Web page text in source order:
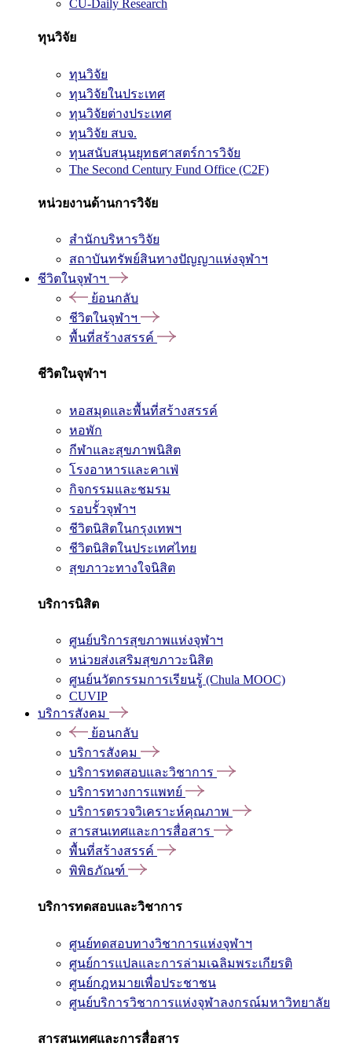
CU-Daily Research
ทุนวิจัย
ทุนวิจัย
ทุนวิจัยในประเทศ
ทุนวิจัยต่างประเทศ
ทุนวิจัย สบจ.
ทุนสนับสนุนยุทธศาสตร์การวิจัย
The Second Century Fund Office (C2F)
หน่วยงานด้านการวิจัย
สำนักบริหารวิจัย
สถาบันทรัพย์สินทางปัญญาแห่งจุฬาฯ
ชีวิตในจุฬาฯ
ย้อนกลับ
ชีวิตในจุฬาฯ
พื้นที่สร้างสรรค์
ชีวิตในจุฬาฯ
หอสมุดและพื้นที่สร้างสรรค์
หอพัก
กีฬาและสุขภาพนิสิต
โรงอาหารและคาเฟ่
กิจกรรมและชมรม
รอบรั้วจุฬาฯ
ชีวิตนิสิตในกรุงเทพฯ
ชีวิตนิสิตในประเทศไทย
สุขภาวะทางใจนิสิต
บริการนิสิต
ศูนย์บริการสุขภาพแห่งจุฬาฯ
หน่วยส่งเสริมสุขภาวะนิสิต
ศูนย์นวัตกรรมการเรียนรู้ (Chula MOOC)
CUVIP
บริการสังคม
ย้อนกลับ
บริการสังคม
บริการทดสอบและวิชาการ
บริการทางการแพทย์
บริการตรวจวิเคราะห์คุณภาพ
สารสนเทศและการสื่อสาร
พื้นที่สร้างสรรค์
พิพิธภัณฑ์
บริการทดสอบและวิชาการ
ศูนย์ทดสอบทางวิชาการแห่งจุฬาฯ
ศูนย์การแปลและการล่ามเฉลิมพระเกียรติ
ศูนย์กฎหมายเพื่อประชาชน
ศูนย์บริการวิชาการแห่งจุฬาลงกรณ์มหาวิทยาลัย
สารสนเทศและการสื่อสาร